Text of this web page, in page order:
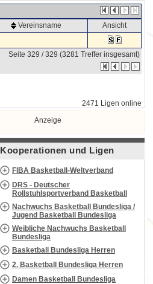
Vereinsname Ansicht
Seite 329 / 329 (3281 Treffer insgesamt)
2471 Ligen online
Anzeige
Kooperationen und Ligen
FIBA Basketball-Weltverband
DRS - Deutscher
Rollstuhlsportverband Basketball
Nachwuchs Basketball Bundesliga /
Jugend Basketball Bundesliga
Weibliche Nachwuchs Basketball
Bundesliga
Basketball Bundesliga Herren
2. Basketball Bundesliga Herren
Damen Basketball Bundesliga